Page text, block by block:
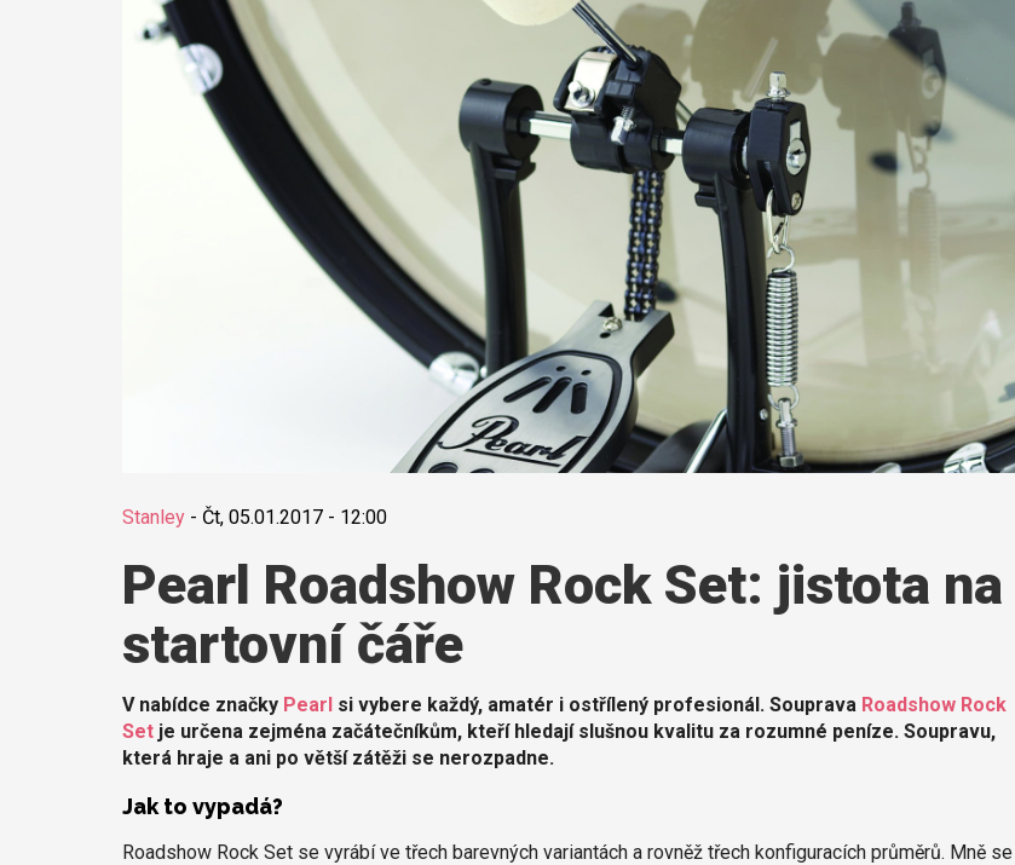
Stanley- Čt, 05.01.2017 - 12:00
Pearl Roadshow Rock Set: jistota na
startovní čáře
V nabídce značky Pearlsi vybere každý, amatér i ostřílený profesionál. Souprava Roadshow Rock
Setje určena zejména začátečníkům, kteří hledají slušnou kvalitu za rozumné peníze. Soupravu,
která hraje a ani po větší zátěži se nerozpadne.
Jak to vypadá?
Roadshow Rock Set se vyrábí ve třech barevných variantách a rovněž třech konfiguracích průměrů. Mně se